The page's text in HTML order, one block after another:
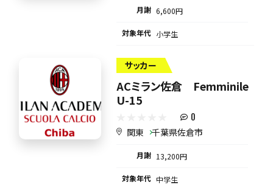
月謝 6,600円
対象年代 小学生
サッカー
ACミラン佐倉 Femminile
U-15
0
関東 千葉県佐倉市
月謝 13,200円
対象年代 中学生